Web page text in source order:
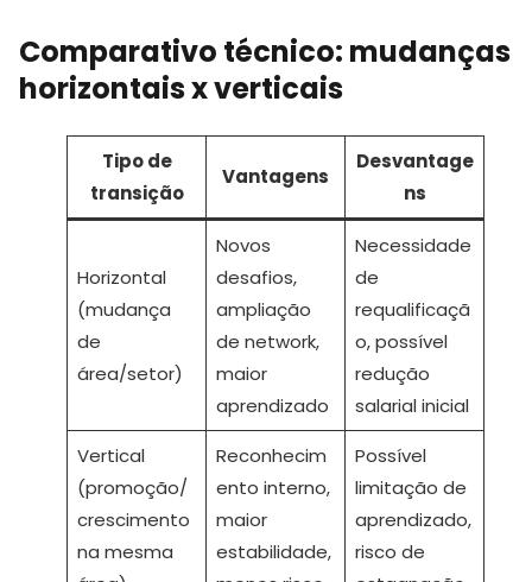
Comparativo técnico: mudanças
horizontais x verticais
Tipo de
transição
Vantagens
Desvantage
ns
Horizontal
(mudança
de
área/setor)
Novos
desafios,
ampliação
de network,
maior
aprendizado
Necessidade
de
requalificaçã
o, possível
redução
salarial inicial
Vertical
(promoção/
crescimento
na mesma
Reconhecim
ento interno,
maior
estabilidade,
Possível
limitação de
aprendizado,
risco de